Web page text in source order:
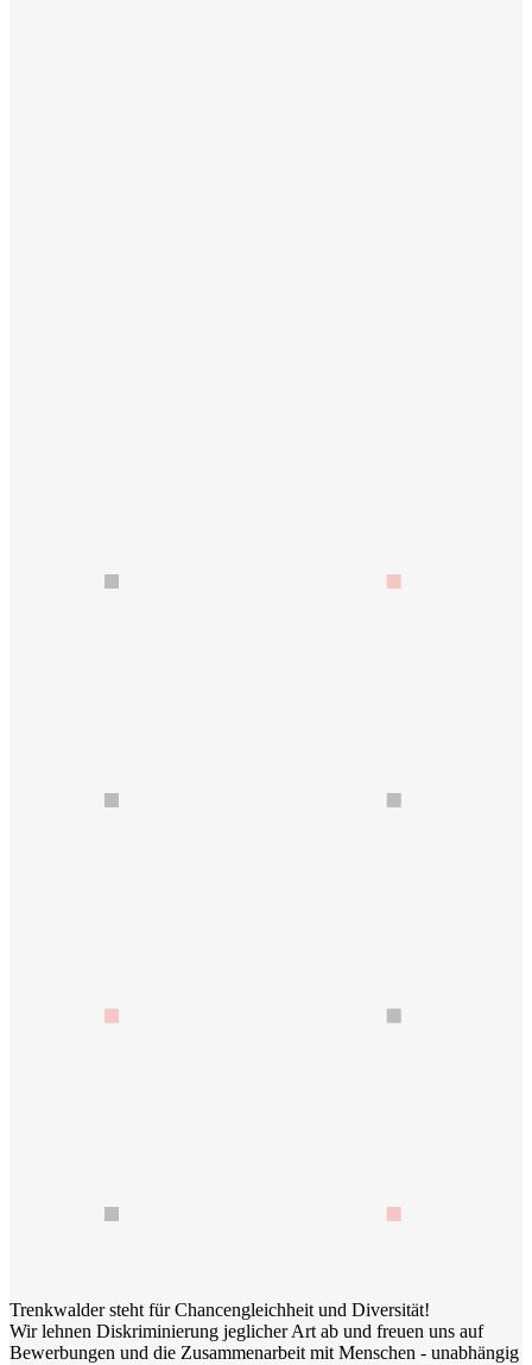
Trenkwalder steht für Chancengleichheit und Diversität!
Wir lehnen Diskriminierung jeglicher Art ab und freuen uns auf
Bewerbungen und die Zusammenarbeit mit Menschen - unabhängig